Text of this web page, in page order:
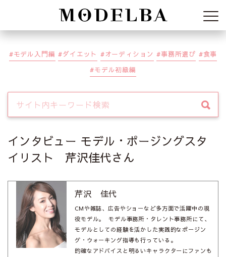
Modelba
モデル入門編 ダイエット オーディション 事務所選び
食事
モデル初級編
インタビュー モデル・ポージングスタ
イリスト 芹沢佳代さん
芹沢 佳代
CMや雑誌、広告やショーなど多方面で活躍中の現
役モデル。 モデル事務所・タレント事務所にて、
モデルとしての経験を活かした実践的なポージン
グ・ウォーキング指導も行っている。
的確なアドバイスと明るいキャラクターにファンも